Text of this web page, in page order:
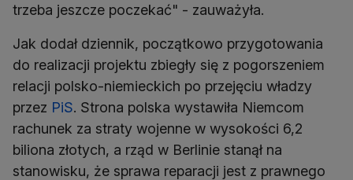
trzeba jeszcze poczekać" - zauważyła.
Jak dodał dziennik, początkowo przygotowania
do realizacji projektu zbiegły się z pogorszeniem
relacji polsko-niemieckich po przejęciu władzy
przez PiS. Strona polska wystawiła Niemcom
rachunek za straty wojenne w wysokości 6,2
biliona złotych, a rząd w Berlinie stanął na
stanowisku, że sprawa reparacji jest z prawnego